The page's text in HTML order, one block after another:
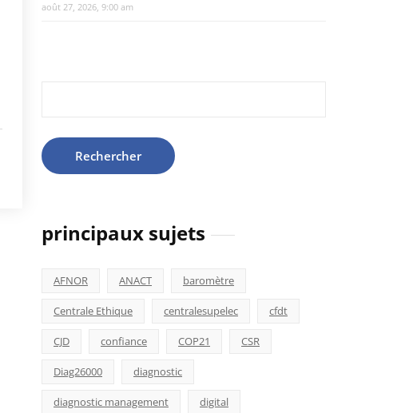
août 27, 2026, 9:00 am
principaux sujets
AFNOR ANACT baromètre
Centrale Ethique centralesupelec cfdt
CJD confiance COP21 CSR
Diag26000 diagnostic
diagnostic management digital